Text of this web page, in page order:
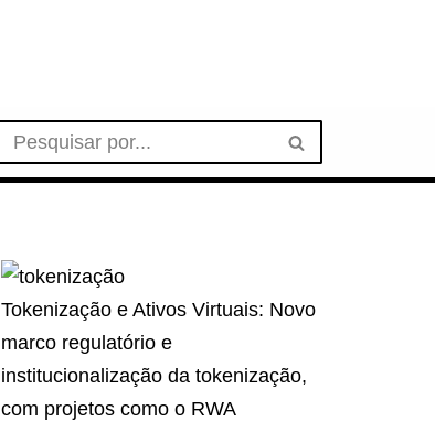
Tokenização e Ativos Virtuais: Novo
marco regulatório e
institucionalização da tokenização,
com projetos como o RWA